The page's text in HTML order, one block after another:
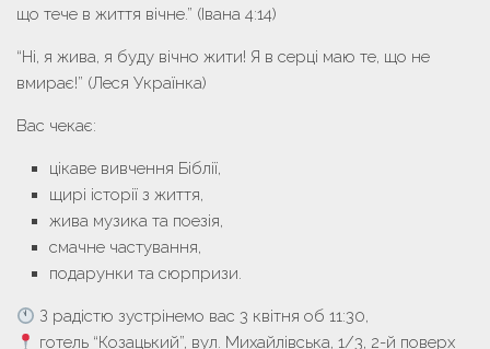
що тече в життя вічне.” (Івана 4:14)
“Ні, я жива, я буду вічно жити! Я в серці маю те, що не
вмирає!” (Леся Українка)
Вас чекає:
цікаве вивчення Біблії,
щирі історії з життя,
жива музика та поезія,
смачне частування,
подарунки та сюрпризи.
З радістю зустрінемо вас 3 квітня об 11:30,
готель “Козацький”, вул. Михайлівська, 1/3, 2-й поверх